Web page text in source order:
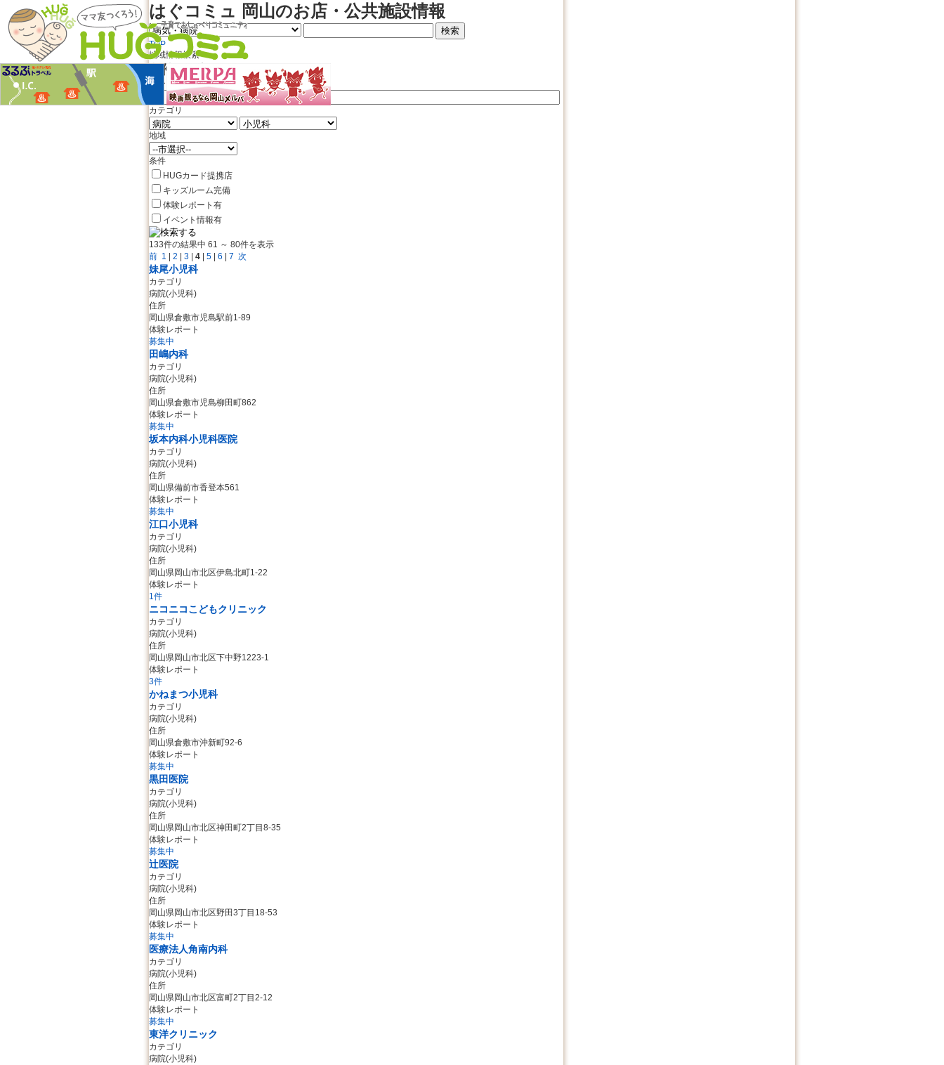
はぐコミュ 岡山のお店・公共施設情報
TOP
地域情報検索
条件から探す
キーワードを入力
カテゴリ
地域
条件
HUGカード提携店
キッズルーム完備
体験レポート有
イベント情報有
133件の結果中 61 ～ 80件を表示
前 1 2 3 4 5 6 7 次
妹尾小児科
カテゴリ
病院(小児科)
住所
岡山県倉敷市児島駅前1-89
体験レポート
募集中
田嶋内科
カテゴリ
病院(小児科)
住所
岡山県倉敷市児島柳田町862
体験レポート
募集中
坂本内科小児科医院
カテゴリ
病院(小児科)
住所
岡山県備前市香登本561
体験レポート
募集中
江口小児科
カテゴリ
病院(小児科)
住所
岡山県岡山市北区伊島北町1-22
体験レポート
1件
ニコニコこどもクリニック
カテゴリ
病院(小児科)
住所
岡山県岡山市北区下中野1223-1
体験レポート
3件
かねまつ小児科
カテゴリ
病院(小児科)
住所
岡山県倉敷市沖新町92-6
体験レポート
募集中
黒田医院
カテゴリ
病院(小児科)
住所
岡山県岡山市北区神田町2丁目8-35
体験レポート
募集中
辻医院
カテゴリ
病院(小児科)
住所
岡山県岡山市北区野田3丁目18-53
体験レポート
募集中
医療法人角南内科
カテゴリ
病院(小児科)
住所
岡山県岡山市北区富町2丁目2-12
体験レポート
募集中
東洋クリニック
カテゴリ
病院(小児科)